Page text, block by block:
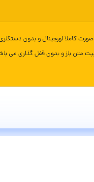
کاملا اورجینال و بدون
متن باز و بدون قفل گذاری می